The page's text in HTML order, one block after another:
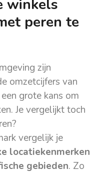
winkels
peren te
zijn
omzetcijfers van
grote kans om
Je vergelijkt toch
vergelijk je
locatiekenmerken
gebieden. Zo